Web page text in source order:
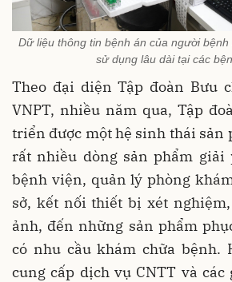
Dữ liệu thông tin bệnh án của người
sử dụng lâu dài tại các
Theo đại diện Tập đoàn Bưu
VNPT, nhiều năm qua, Tập
triển được một hệ sinh thái sản
rất nhiều dòng sản phẩm giải
bệnh viện, quản lý phòng
sở, kết nối thiết bị xét
ảnh, đến những sản phẩm
có nhu cầu khám chữa bệnh.
cung cấp dịch vụ CNTT và các